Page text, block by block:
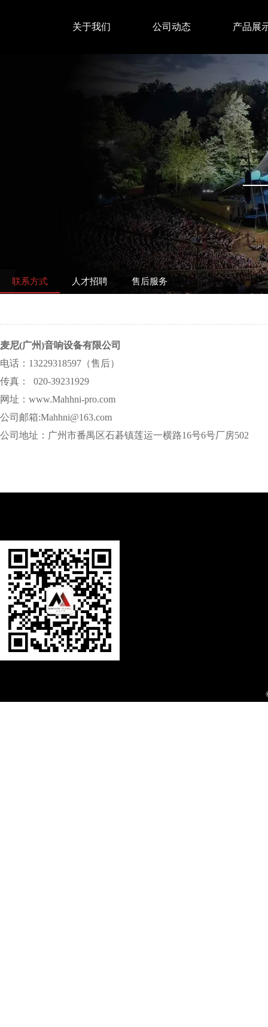
关于我们 公司动态 产品展
联系方式 人才招聘 售后服务
麦尼(广州)音响设备有限公司
电话： 13229318597（售后）
传真： 020-39231929
网址：www.Mahhni-pro.com
公司邮箱:Mahhni@163.com
公司地址：广州市番禺区石碁镇莲运一横路16号6号厂房502